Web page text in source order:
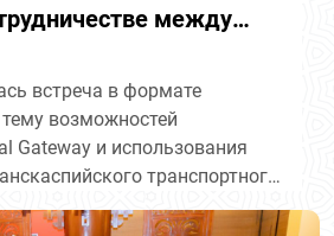
между
встреча в формате
тему возможностей
Gateway и использования
транспортного
приняли участие